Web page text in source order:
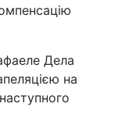
Дела
на